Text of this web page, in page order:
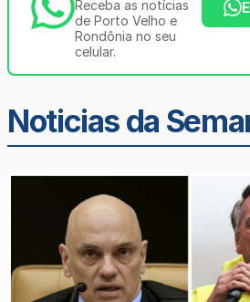
Receba as notícias
de Porto Velho e
Rondônia no seu
celular.
Noticias da